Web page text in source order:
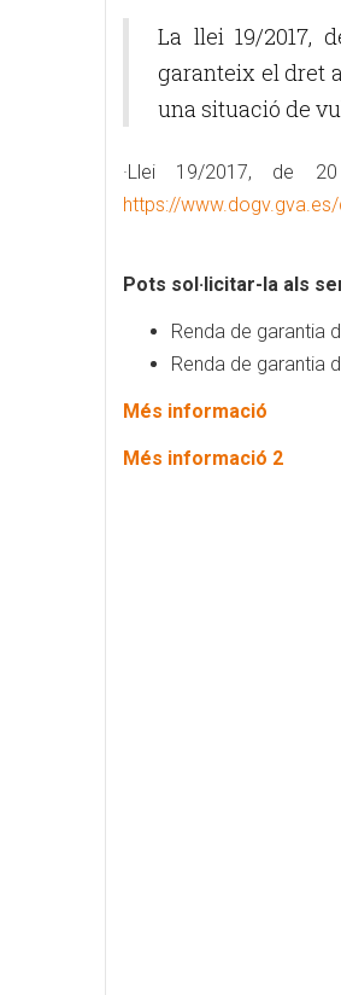
La llei 19/2017,
garanteix el dret
una situació de
·Llei 19/2017, de
https://
Pots sol·licitar-la als
Renda de garantia
Renda de garantia
Més informació
Més informació 2